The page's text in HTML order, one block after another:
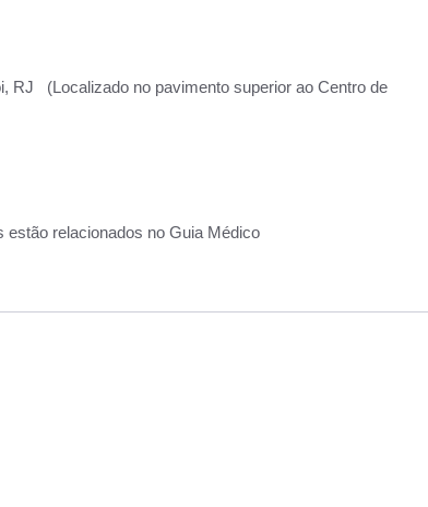
RJ (Localizado no pavimento superior ao Centro de
relacionados no Guia Médico